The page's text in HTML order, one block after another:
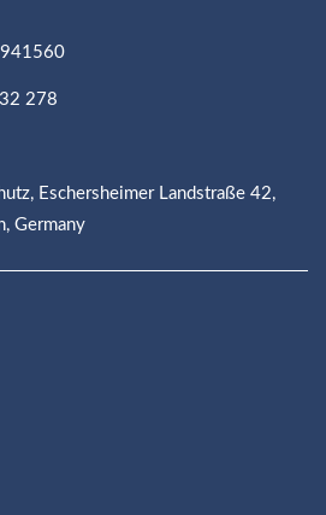
278
Eschersheimer Landstraße 42,
Germany